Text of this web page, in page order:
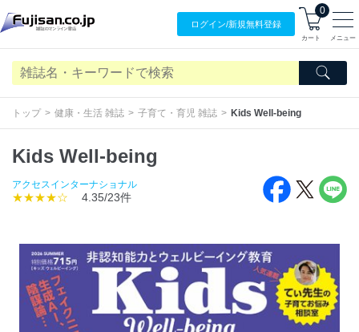
ログイン/新規無料登録
0
カート メニュー
トップ 健康・生活 雑誌 子育て・育児 雑誌 Kids Well-being
Kids Well-being
アクセスインターナショナル
★★★★☆ 4.35/23件